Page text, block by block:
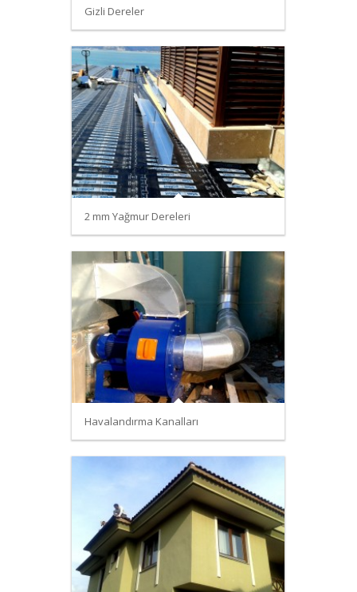
Gizli Dereler
2 mm Yağmur Dereleri
Havalandırma Kanalları